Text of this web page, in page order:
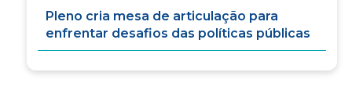
Pleno cria mesa de articulação para
enfrentar desafios das políticas públicas